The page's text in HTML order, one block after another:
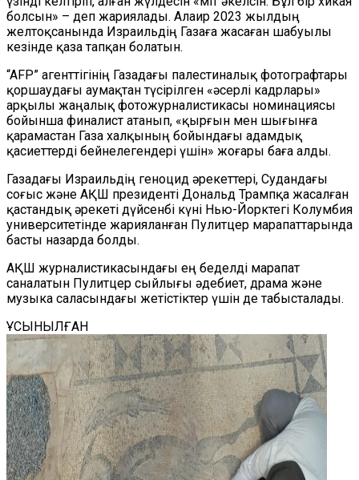
болсын» – деп жариялады. Алаир 2023 жылдың
желтоқсанында Израильдің Газаға жасаған шабуылы
кезінде қаза тапқан болатын.
“AFP” агенттігінің Газадағы палестиналық фотографтары
қоршаудағы аумақтан түсірілген «әсерлі кадрлары»
арқылы жаңалық фотожурналистикасы номинациясы
бойынша финалист атанып, «қырғын мен шығынға
қарамастан Газа халқының бойындағы адамдық
қасиеттерді бейнелегендері үшін» жоғары баға алды.
Газадағы Израильдің геноцид әрекеттері, Судандағы
соғыс және АҚШ президенті Дональд Трампқа жасалған
қастандық әрекеті дүйсенбі күні Нью-Йорктегі Колумбия
университетінде жарияланған Пулитцер марапаттарында
басты назарда болды.
АҚШ журналистикасындағы ең беделді марапат
саналатын Пулитцер сыйлығы әдебиет, драма және
музыка саласындағы жетістіктер үшін де табысталады.
ҰСЫНЫЛҒАН